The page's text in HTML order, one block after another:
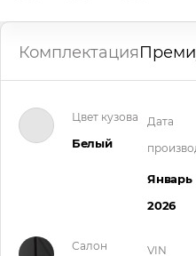
Комплектация
Цвет кузова
Белый
Дата
Январь
2026
Салон VIN